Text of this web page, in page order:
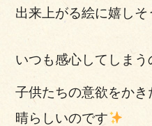
出来上がる絵に嬉しそ
いつも感心してしまう
子供たちの意欲をか
晴らしいのです